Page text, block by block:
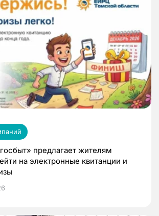
предлагает жителям
на электронные квитанции и